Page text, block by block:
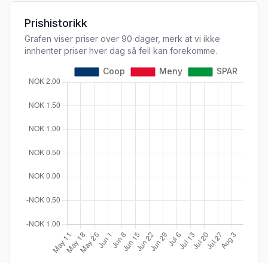
Prishistorikk
Grafen viser priser over 90 dager, merk at vi ikke
innhenter priser hver dag så feil kan forekomme.